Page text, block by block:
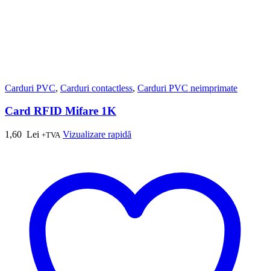
Carduri PVC, Carduri contactless, Carduri PVC neimprimate
Card RFID Mifare 1K
1,60 Lei +TVA Vizualizare rapidă